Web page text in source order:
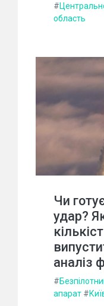
#
область
Чи
удар?
аналіз
#
апарат #